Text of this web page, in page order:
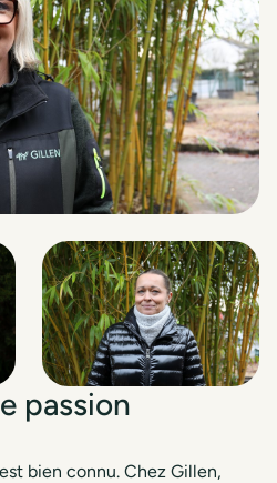
passion
bien connu. Chez Gillen,